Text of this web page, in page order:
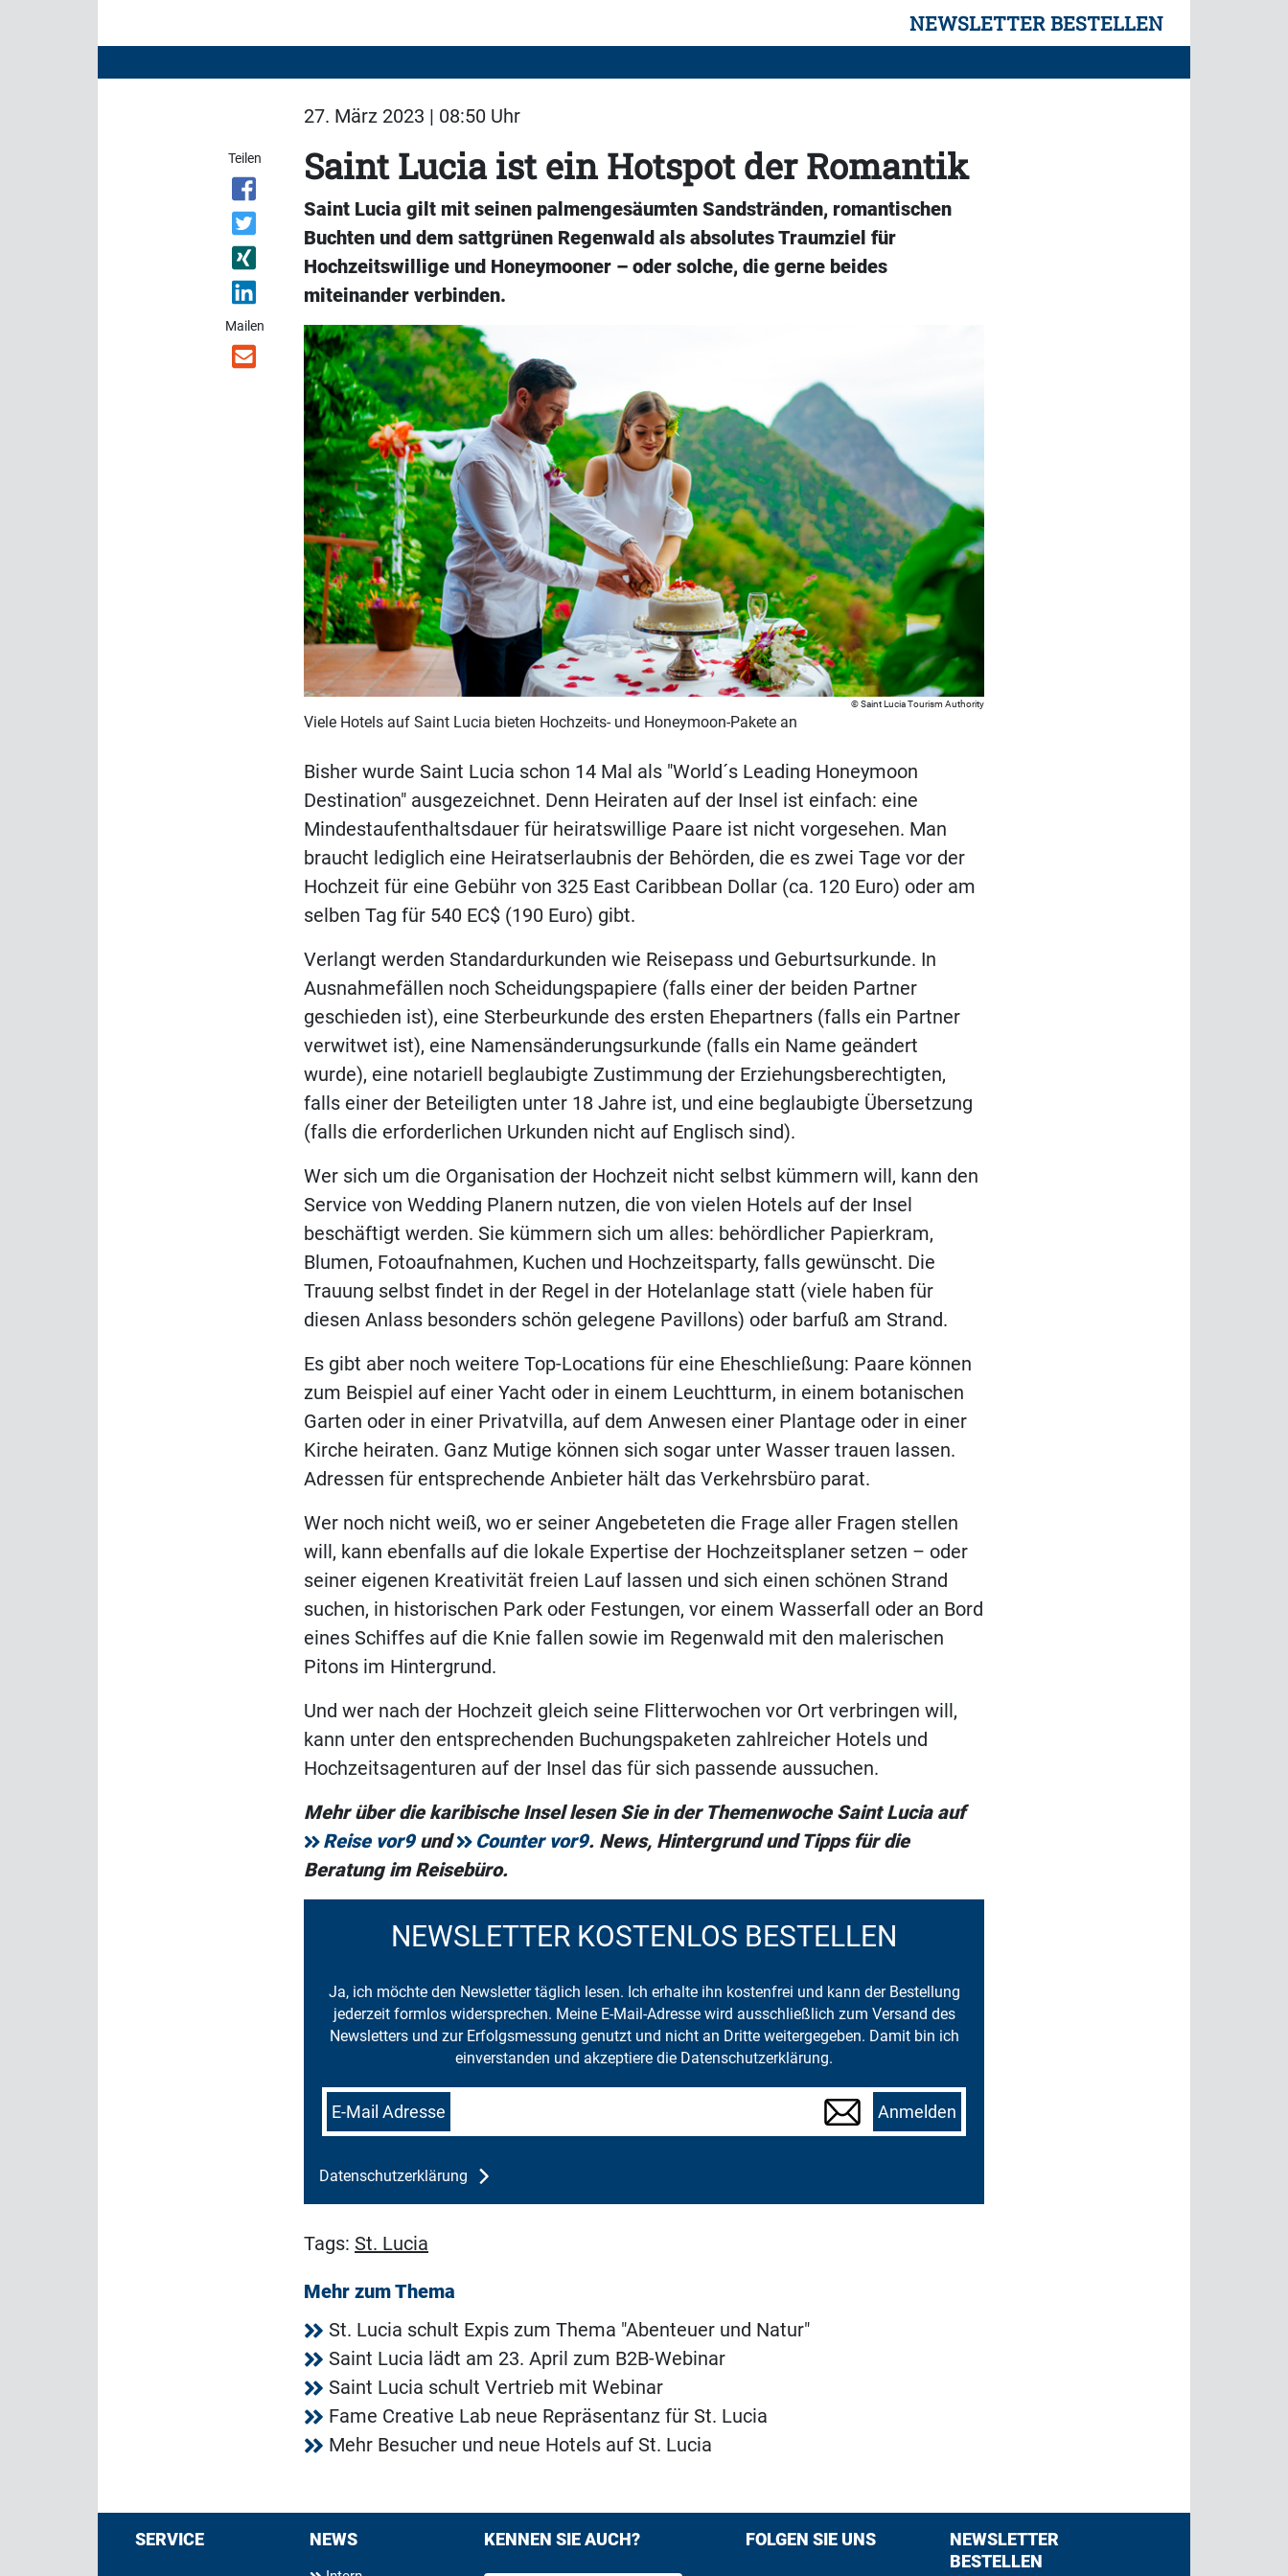
NEWSLETTER BESTELLEN
27. März 2023 | 08:50 Uhr
Teilen
Mailen
Saint Lucia ist ein Hotspot der Romantik
Saint Lucia gilt mit seinen palmengesäumten Sandstränden, romantischen
Buchten und dem sattgrünen Regenwald als absolutes Traumziel für
Hochzeitswillige und Honeymooner – oder solche, die gerne beides
miteinander verbinden.
Saint Lucia Tourism Authority
Viele Hotels auf Saint Lucia bieten Hochzeits- und Honeymoon-Pakete an
Bisher wurde Saint Lucia schon 14 Mal als "World´s Leading Honeymoon
Destination" ausgezeichnet. Denn Heiraten auf der Insel ist einfach: eine
Mindestaufenthaltsdauer für heiratswillige Paare ist nicht vorgesehen. Man
braucht lediglich eine Heiratserlaubnis der Behörden, die es zwei Tage vor der
Hochzeit für eine Gebühr von 325 East Caribbean Dollar (ca. 120 Euro) oder am
selben Tag für 540 EC$ (190 Euro) gibt.
Verlangt werden Standardurkunden wie Reisepass und Geburtsurkunde. In
Ausnahmefällen noch Scheidungspapiere (falls einer der beiden Partner
geschieden ist), eine Sterbeurkunde des ersten Ehepartners (falls ein Partner
verwitwet ist), eine Namensänderungsurkunde (falls ein Name geändert
wurde), eine notariell beglaubigte Zustimmung der Erziehungsberechtigten,
falls einer der Beteiligten unter 18 Jahre ist, und eine beglaubigte Übersetzung
(falls die erforderlichen Urkunden nicht auf Englisch sind).
Wer sich um die Organisation der Hochzeit nicht selbst kümmern will, kann den
Service von Wedding Planern nutzen, die von vielen Hotels auf der Insel
beschäftigt werden. Sie kümmern sich um alles: behördlicher Papierkram,
Blumen, Fotoaufnahmen, Kuchen und Hochzeitsparty, falls gewünscht. Die
Trauung selbst findet in der Regel in der Hotelanlage statt (viele haben für
diesen Anlass besonders schön gelegene Pavillons) oder barfuß am Strand.
Es gibt aber noch weitere Top-Locations für eine Eheschließung: Paare können
zum Beispiel auf einer Yacht oder in einem Leuchtturm, in einem botanischen
Garten oder in einer Privatvilla, auf dem Anwesen einer Plantage oder in einer
Kirche heiraten. Ganz Mutige können sich sogar unter Wasser trauen lassen.
Adressen für entsprechende Anbieter hält das Verkehrsbüro parat.
Wer noch nicht weiß, wo er seiner Angebeteten die Frage aller Fragen stellen
will, kann ebenfalls auf die lokale Expertise der Hochzeitsplaner setzen – oder
seiner eigenen Kreativität freien Lauf lassen und sich einen schönen Strand
suchen, in historischen Park oder Festungen, vor einem Wasserfall oder an Bord
eines Schiffes auf die Knie fallen sowie im Regenwald mit den malerischen
Pitons im Hintergrund.
Und wer nach der Hochzeit gleich seine Flitterwochen vor Ort verbringen will,
kann unter den entsprechenden Buchungspaketen zahlreicher Hotels und
Hochzeitsagenturen auf der Insel das für sich passende aussuchen.
Mehr über die karibische Insel lesen Sie in der Themenwoche Saint Lucia auf
Reise vor9und Counter vor9. News, Hintergrund und Tipps für die
Beratung im Reisebüro.
NEWSLETTER KOSTENLOS BESTELLEN
Ja, ich möchte den Newsletter täglich lesen. Ich erhalte ihn kostenfrei und kann der Bestellung
jederzeit formlos widersprechen. Meine E-Mail-Adresse wird ausschließlich zum Versand des
Newsletters und zur Erfolgsmessung genutzt und nicht an Dritte weitergegeben. Damit bin ich
einverstanden und akzeptiere die Datenschutzerklärung.
E-Mail Adresse Anmelden
Datenschutzerklärung
Tags: St. Lucia
Mehr zum Thema
St. Lucia schult Expis zum Thema "Abenteuer und Natur"
Saint Lucia lädt am 23. April zum B2B-Webinar
Saint Lucia schult Vertrieb mit Webinar
Fame Creative Lab neue Repräsentanz für St. Lucia
Mehr Besucher und neue Hotels auf St. Lucia
SERVICE NEWS KENNEN SIE AUCH? FOLGEN SIE UNS
NEWSLETTER
BESTELLEN